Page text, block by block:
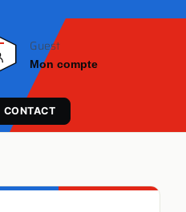
Guest
Mon compte
CONTACT